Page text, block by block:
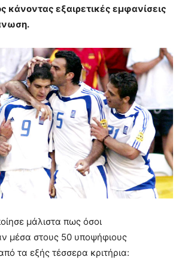
κάνοντας εξαιρετικές εμφανίσεις
μάλιστα πως όσοι
μέσα στους 50 υποψήφιους
τα εξής τέσσερα κριτήρια: